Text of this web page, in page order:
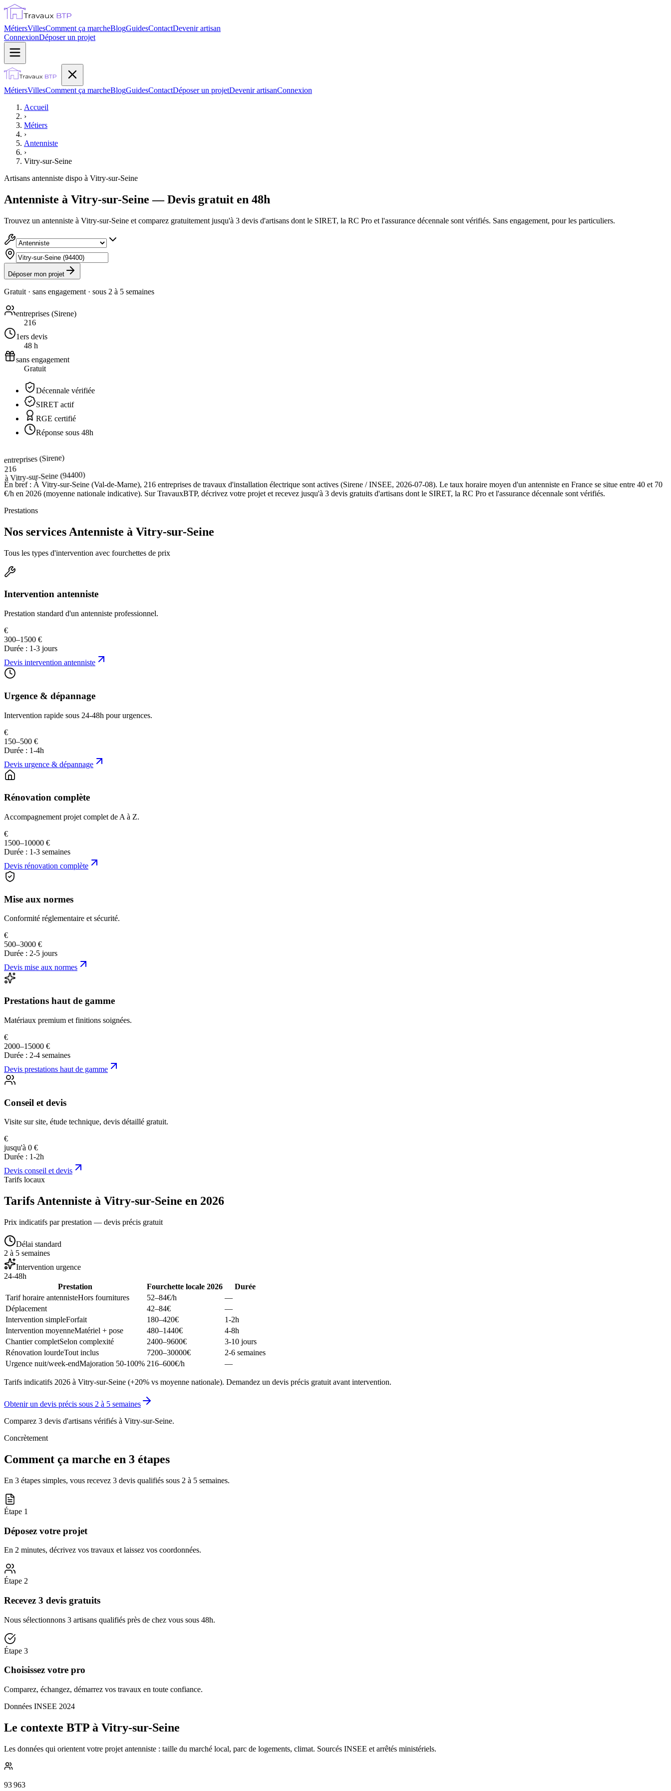
MétiersVillesComment ça marcheBlogGuidesContactDevenir artisan
ConnexionDéposer un projet
MétiersVillesComment ça marcheBlogGuidesContactDéposer un projetDevenir artisanConnexion
Accueil
›
Métiers
›
Antenniste
›
Vitry-sur-Seine
Artisans antenniste dispo à Vitry-sur-Seine
Antenniste à Vitry-sur-Seine — Devis gratuit en 48h
Trouvez un antenniste à Vitry-sur-Seine et comparez gratuitement jusqu'à 3 devis d'artisans dont le SIRET, la RC Pro et l'assurance décennale sont vérifiés. Sans engagement, pour les particuliers.
Déposer mon projet
Gratuit · sans engagement · sous 2 à 5 semaines
entreprises (Sirene)
216
1ers devis
48 h
sans engagement
Gratuit
Décennale vérifiée
SIRET actif
RGE certifié
Réponse sous 48h
entreprises (Sirene)
216
àVitry-sur-Seine(94400)
En bref : À Vitry-sur-Seine (Val-de-Marne), 216 entreprises de travaux d'installation électrique sont actives (Sirene / INSEE, 2026-07-08). Le taux horaire moyen d'un antenniste en France se situe entre 40 et 70
€/h en 2026 (moyenne nationale indicative). Sur TravauxBTP, décrivez votre projet et recevez jusqu'à 3 devis gratuits d'artisans dont le SIRET, la RC Pro et l'assurance décennale sont vérifiés.
Prestations
Nos services Antenniste à Vitry-sur-Seine
Tous les types d'intervention avec fourchettes de prix
Intervention antenniste
Prestation standard d'un antenniste professionnel.
€
300–1500 €
Durée : 1-3 jours
Devis intervention antenniste
Urgence & dépannage
Intervention rapide sous 24-48h pour urgences.
€
150–500 €
Durée : 1-4h
Devis urgence & dépannage
Rénovation complète
Accompagnement projet complet de A à Z.
€
1500–10000 €
Durée : 1-3 semaines
Devis rénovation complète
Mise aux normes
Conformité réglementaire et sécurité.
€
500–3000 €
Durée : 2-5 jours
Devis mise aux normes
Prestations haut de gamme
Matériaux premium et finitions soignées.
€
2000–15000 €
Durée : 2-4 semaines
Devis prestations haut de gamme
Conseil et devis
Visite sur site, étude technique, devis détaillé gratuit.
€
jusqu'à 0 €
Durée : 1-2h
Devis conseil et devis
Tarifs locaux
Tarifs Antenniste à Vitry-sur-Seine en 2026
Prix indicatifs par prestation — devis précis gratuit
Délai standard
2 à 5 semaines
Intervention urgence
24-48h
Prestation
Fourchette locale 2026
Durée
Tarif horaire antennisteHors fournitures 52–84€/h
—
Déplacement
42–84€
—
Intervention simpleForfait 180–420€
1-2h
Intervention moyenneMatériel + pose 480–1440€
4-8h
Chantier completSelon complexité 2400–9600€
3-10 jours
Rénovation lourdeTout inclus 7200–30000€
2-6 semaines
Urgence nuit/week-endMajoration 50-100% 216–600€/h —
Tarifs indicatifs 2026 à Vitry-sur-Seine (+20% vs moyenne nationale). Demandez un devis précis gratuit avant intervention.
Obtenir un devis précis sous 2 à 5 semaines
Comparez 3 devis d'artisans vérifiés à Vitry-sur-Seine.
Concrètement
Comment ça marche en 3 étapes
En 3 étapes simples, vous recevez 3 devis qualifiés sous 2 à 5 semaines.
Étape 1
Déposez votre projet
En 2 minutes, décrivez vos travaux et laissez vos coordonnées.
Étape 2
Recevez 3 devis gratuits
Nous sélectionnons 3 artisans qualifiés près de chez vous sous 48h.
Étape 3
Choisissez votre pro
Comparez, échangez, démarrez vos travaux en toute confiance.
Données INSEE 2024
Le contexte BTP à Vitry-sur-Seine
Les données qui orientent votre projet antenniste : taille du marché local, parc de logements, climat. Sourcés INSEE et arrêtés ministériels.
93 963